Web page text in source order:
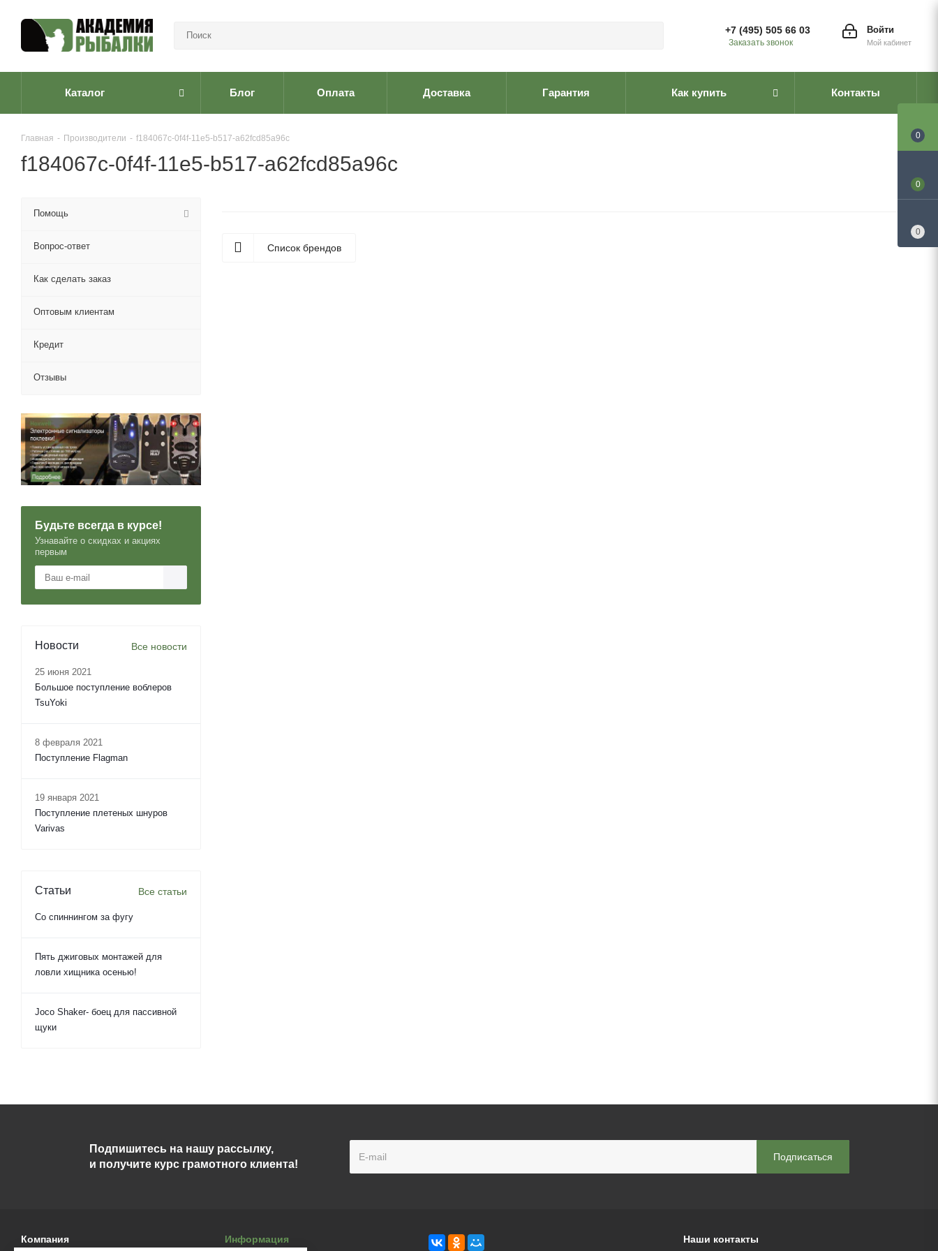
Войти
Мой кабинет
+7 (495) 505 66 03
Заказать звонок
Каталог Блог Оплата Доставка Гарантия Как купить Контакты
Главная - Производители - f184067c-0f4f-11e5-b517-a62fcd85a96c
f184067c-0f4f-11e5-b517-a62fcd85a96c
Список брендов
Помощь
Вопрос-ответ
Как сделать заказ
Оптовым клиентам
Кредит
Отзывы
Будьте всегда в курсе!
Узнавайте о скидках и акциях
первым
Новости Все новости
25 июня 2021
Большое поступление воблеров
TsuYoki
8 февраля 2021
Поступление Flagman
19 января 2021
Поступление плетеных шнуров
Varivas
Статьи Все статьи
Со спиннингом за фугу
Пять джиговых монтажей для
ловли хищника осенью!
Joco Shaker- боец для пассивной
щуки
Подпишитесь на нашу рассылку,
и получите курс грамотного клиента!
Компания Информация Наши контакты
0
0
0